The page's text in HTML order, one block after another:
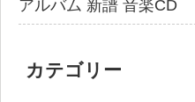
アルバム 新譜 音楽CD
カテゴリー